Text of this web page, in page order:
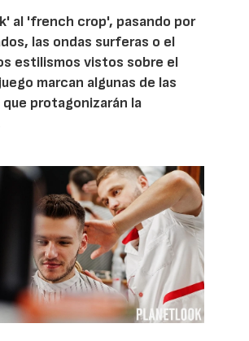
al 'french crop', pasando por
las ondas surferas o el
estilismos vistos sobre el
marcan algunas de las
protagonizarán la